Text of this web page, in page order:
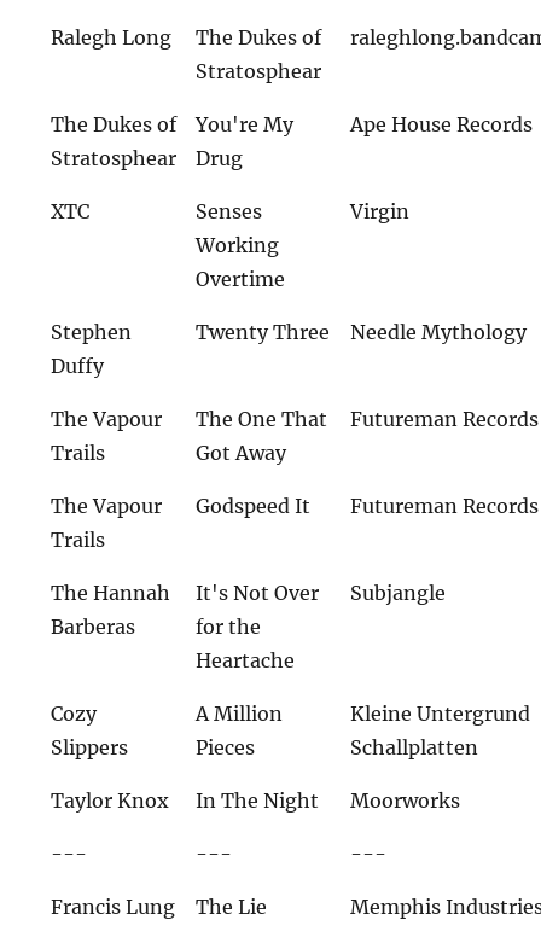
Ralegh Long
The Dukes of
Stratosphear
The Dukes of
Stratosphear
You're My
Drug
Ape House Records
XTC
Senses
Working
Overtime
Virgin
Stephen
Duffy
Twenty Three Needle Mythology
The Vapour
Trails
The One That
Got Away
Futureman Records
The Vapour
Trails
Godspeed It Futureman Records
The Hannah
Barberas
It's Not Over
for the
Heartache
Subjangle
Cozy
Slippers
A Million
Pieces
Kleine Untergrund
Schallplatten
Taylor Knox In The Night Moorworks
--- --- ---
Francis Lung The Lie Memphis